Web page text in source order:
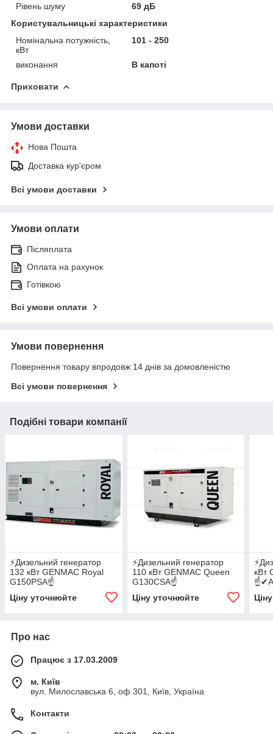
Рівень шуму
69 дБ
Користувальницькі характеристики
Номінальна потужність,
кВт
101 - 250
виконання В капоті
Приховати
Умови доставки
Нова Пошта
Доставка кур'єром
Всі умови доставки
Умови оплати
Післяплата
Оплата на рахунок
Готівкою
Всі умови оплати
Умови повернення
Повернення товару впродовж 14 днів за домовленістю
Всі умови повернення
Подібні товари компанії
⚡️Дизельний генератор
132 кВт GENMAC Royal
G150PSA☝
Ціну уточнюйте
⚡️Дизельний генератор
110 кВт GENMAC Queen
G130CSA☝
Ціну уточнюйте
кВт
Про нас
Працює з 17.03.2009
м. Київ
вул. Милославська 6, оф 301, Київ, Україна
Контакти